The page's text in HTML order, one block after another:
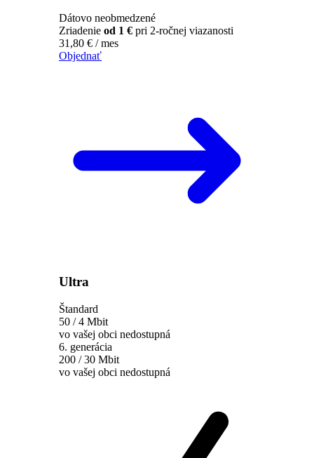
Dátovo neobmedzené
Zriadenie od 1 € pri 2-ročnej viazanosti
31,80 € / mes
Objednať
Ultra
Štandard
50 / 4 Mbit
vo vašej obci nedostupná
6. generácia
200 / 30 Mbit
vo vašej obci nedostupná